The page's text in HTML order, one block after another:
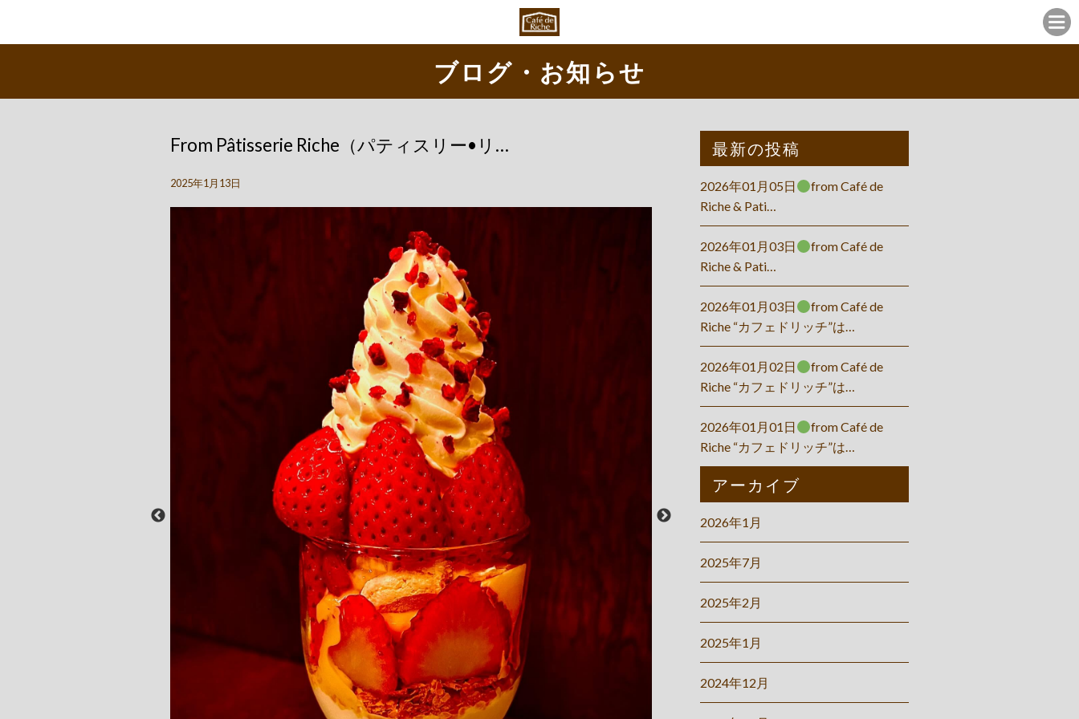
ブログ・お知らせ
From Pâtisserie Riche（パティスリー•リ…
2025年1月13日
最新の投稿
2026年01月05日
from Café de
Riche & Pati…
2026年01月03日
from Café de
Riche & Pati…
2026年01月03日
from Café de
Riche “カフェドリッチ”は…
2026年01月02日
from Café de
Riche “カフェドリッチ”は…
2026年01月01日
from Café de
Riche “カフェドリッチ”は…
アーカイブ
2026年1月
2025年7月
2025年2月
2025年1月
2024年12月